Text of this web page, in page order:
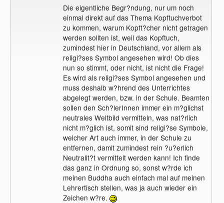
Die eigentliche Begr?ndung, nur um noch
einmal direkt auf das Thema Kopftuchverbot
zu kommen, warum Kopft?cher nicht getragen
werden sollten ist, weil das Kopftuch,
zumindest hier in Deutschland, vor allem als
religi?ses Symbol angesehen wird! Ob dies
nun so stimmt, oder nicht, ist nicht die Frage!
Es wird als religi?ses Symbol angesehen und
muss deshalb w?hrend des Unterrichtes
abgelegt werden, bzw. in der Schule. Beamten
sollen den Sch?lerInnen immer ein m?glichst
neutrales Weltbild vermitteln, was nat?rlich
nicht m?glich ist, somit sind religi?se Symbole,
welcher Art auch immer, in der Schule zu
entfernen, damit zumindest rein ?u?erlich
Neutralit?t vermittelt werden kann! Ich finde
das ganz in Ordnung so, sonst w?rde ich
meinen Buddha auch einfach mal auf meinen
Lehrertisch stellen, was ja auch wieder ein
Zeichen w?re.